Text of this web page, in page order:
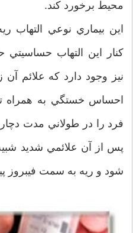
محيط برخورد كند.
اين بيماري نوعي التهاب
كنار اين التهاب حساسيتي
نيز وجود دارد كه علائم
احساس خستگي به
فرد را در طولاني ‌مدت
پس از آن علائمي شديد
‌شود و ريه به سمت فيبروز